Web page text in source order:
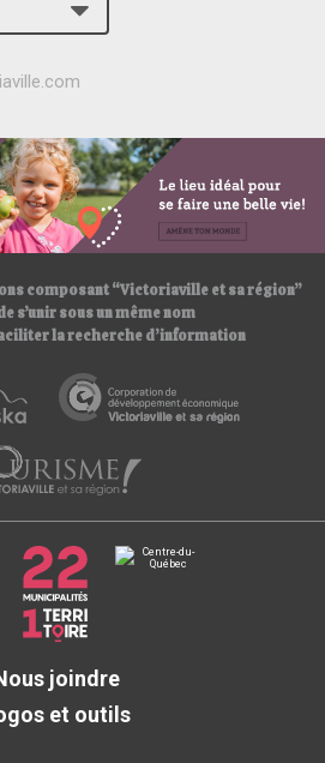
composant “Victoriaville et sa région”
s’unir sous un même nom
la recherche d’information
joindre
et outils